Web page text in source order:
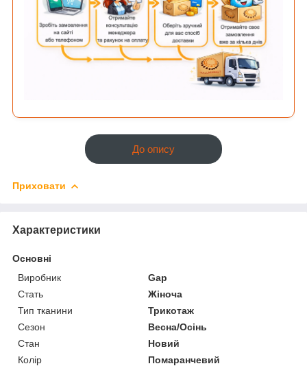
До опису
Приховати
Характеристики
Основні
Виробник
Gap
Стать
Жіноча
Тип тканини
Трикотаж
Сезон
Весна/Осінь
Стан
Новий
Колір
Помаранчевий